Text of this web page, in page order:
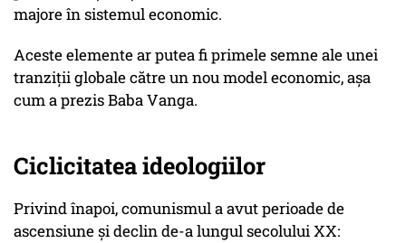
majore în sistemul economic.
Aceste elemente ar putea fi primele semne ale unei
tranziții globale către un nou model economic, așa
cum a prezis Baba Vanga.
Ciclicitatea ideologiilor
Privind înapoi, comunismul a avut perioade de
ascensiune și declin de-a lungul secolului XX: